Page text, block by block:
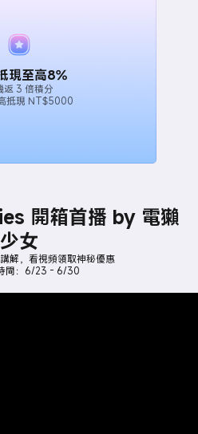
現至高8%
返 3 倍積分
抵現 NT$5000
開箱首播 by 電獺
少女
解，看視頻領取神秘優惠
間：6/23 - 6/30